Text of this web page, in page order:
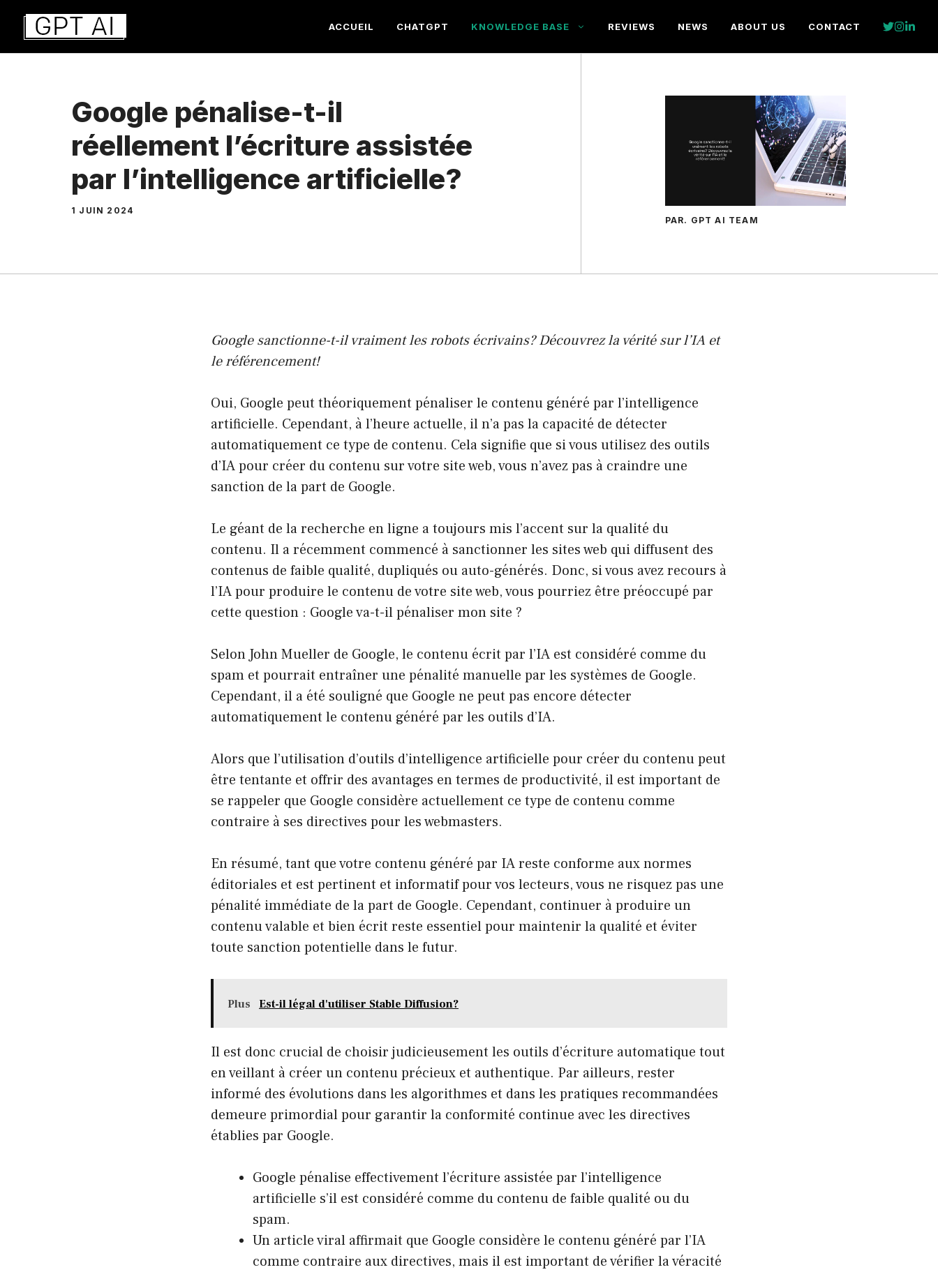
Aller
contenu
ACCUEIL CHATGPT KNOWLEDGE BASE REVIEWS NEWS ABOUT US CONTACT
Google pénalise-t-il
réellement l’écriture assistée
par l’intelligence artificielle?
1 JUIN 2024
PAR. GPT AI TEAM
Google sanctionne-t-il vraiment les robots écrivains? Découvrez la vérité sur l’IA et
le référencement!
Oui, Google peut théoriquement pénaliser le contenu généré par l’intelligence
artificielle. Cependant, à l’heure actuelle, il n’a pas la capacité de détecter
automatiquement ce type de contenu. Cela signifie que si vous utilisez des outils
d’IA pour créer du contenu sur votre site web, vous n’avez pas à craindre une
sanction de la part de Google.
Le géant de la recherche en ligne a toujours mis l’accent sur la qualité du
contenu. Il a récemment commencé à sanctionner les sites web qui diffusent des
contenus de faible qualité, dupliqués ou auto-générés. Donc, si vous avez recours à
l’IA pour produire le contenu de votre site web, vous pourriez être préoccupé par
cette question : Google va-t-il pénaliser mon site ?
Selon John Mueller de Google, le contenu écrit par l’IA est considéré comme du
spam et pourrait entraîner une pénalité manuelle par les systèmes de Google.
Cependant, il a été souligné que Google ne peut pas encore détecter
automatiquement le contenu généré par les outils d’IA.
Alors que l’utilisation d’outils d’intelligence artificielle pour créer du contenu peut
être tentante et offrir des avantages en termes de productivité, il est important de
se rappeler que Google considère actuellement ce type de contenu comme
contraire à ses directives pour les webmasters.
En résumé, tant que votre contenu généré par IA reste conforme aux normes
éditoriales et est pertinent et informatif pour vos lecteurs, vous ne risquez pas une
pénalité immédiate de la part de Google. Cependant, continuer à produire un
contenu valable et bien écrit reste essentiel pour maintenir la qualité et éviter
toute sanction potentielle dans le futur.
Plus Est-il légal d'utiliser Stable Diffusion?
Il est donc crucial de choisir judicieusement les outils d’écriture automatique tout
en veillant à créer un contenu précieux et authentique. Par ailleurs, rester
informé des évolutions dans les algorithmes et dans les pratiques recommandées
demeure primordial pour garantir la conformité continue avec les directives
établies par Google.
Google pénalise effectivement l’écriture assistée par l’intelligence
artificielle s’il est considéré comme du contenu de faible qualité ou du
spam.
Un article viral affirmait que Google considère le contenu généré par l’IA
comme contraire aux directives, mais il est important de vérifier la véracité